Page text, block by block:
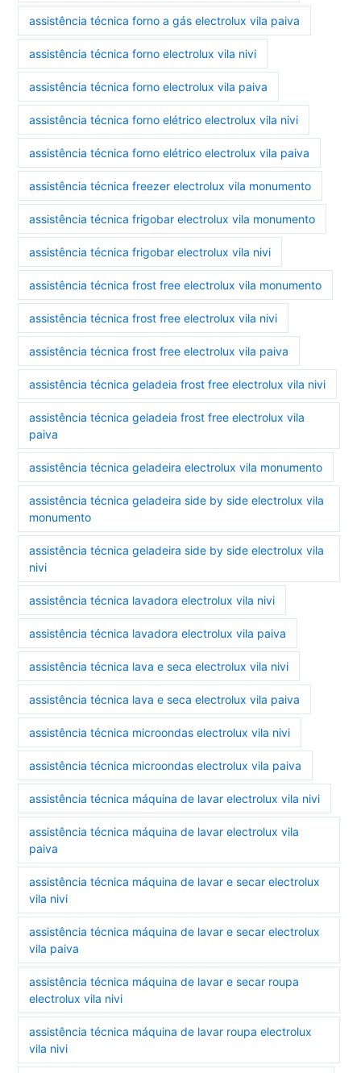
assistência técnica forno a gás electrolux vila paiva
assistência técnica forno electrolux vila nivi
assistência técnica forno electrolux vila paiva
assistência técnica forno elétrico electrolux vila nivi
assistência técnica forno elétrico electrolux vila paiva
assistência técnica freezer electrolux vila monumento
assistência técnica frigobar electrolux vila monumento
assistência técnica frigobar electrolux vila nivi
assistência técnica frost free electrolux vila monumento
assistência técnica frost free electrolux vila nivi
assistência técnica frost free electrolux vila paiva
assistência técnica geladeia frost free electrolux vila nivi
assistência técnica geladeia frost free electrolux vila
paiva
assistência técnica geladeira electrolux vila monumento
assistência técnica geladeira side by side electrolux vila
monumento
assistência técnica geladeira side by side electrolux vila
nivi
assistência técnica lavadora electrolux vila nivi
assistência técnica lavadora electrolux vila paiva
assistência técnica lava e seca electrolux vila nivi
assistência técnica lava e seca electrolux vila paiva
assistência técnica microondas electrolux vila nivi
assistência técnica microondas electrolux vila paiva
assistência técnica máquina de lavar electrolux vila nivi
assistência técnica máquina de lavar electrolux vila
paiva
assistência técnica máquina de lavar e secar electrolux
vila nivi
assistência técnica máquina de lavar e secar electrolux
vila paiva
assistência técnica máquina de lavar e secar roupa
electrolux vila nivi
assistência técnica máquina de lavar roupa electrolux
vila nivi